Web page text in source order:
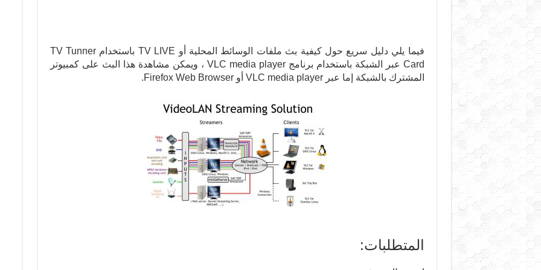
فيما يلي دليل سريع حول كيفية بث ملفات الوسائط المحلية أو TV LIVE باستخدام TV Tunner
Card عبر الشبكة باستخدام برنامج VLC media player ، ويمكن مشاهدة هذا البث على كمبيوتر
المشترك بالشبكة إما عبر VLC media player أو Firefox Web Browser.
المتطلبات: